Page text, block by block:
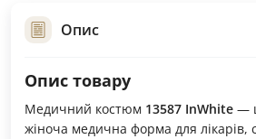
Опис
Опис товару
Медичний костюм 13587 InWhite —
жіноча медична форма для лікарів,